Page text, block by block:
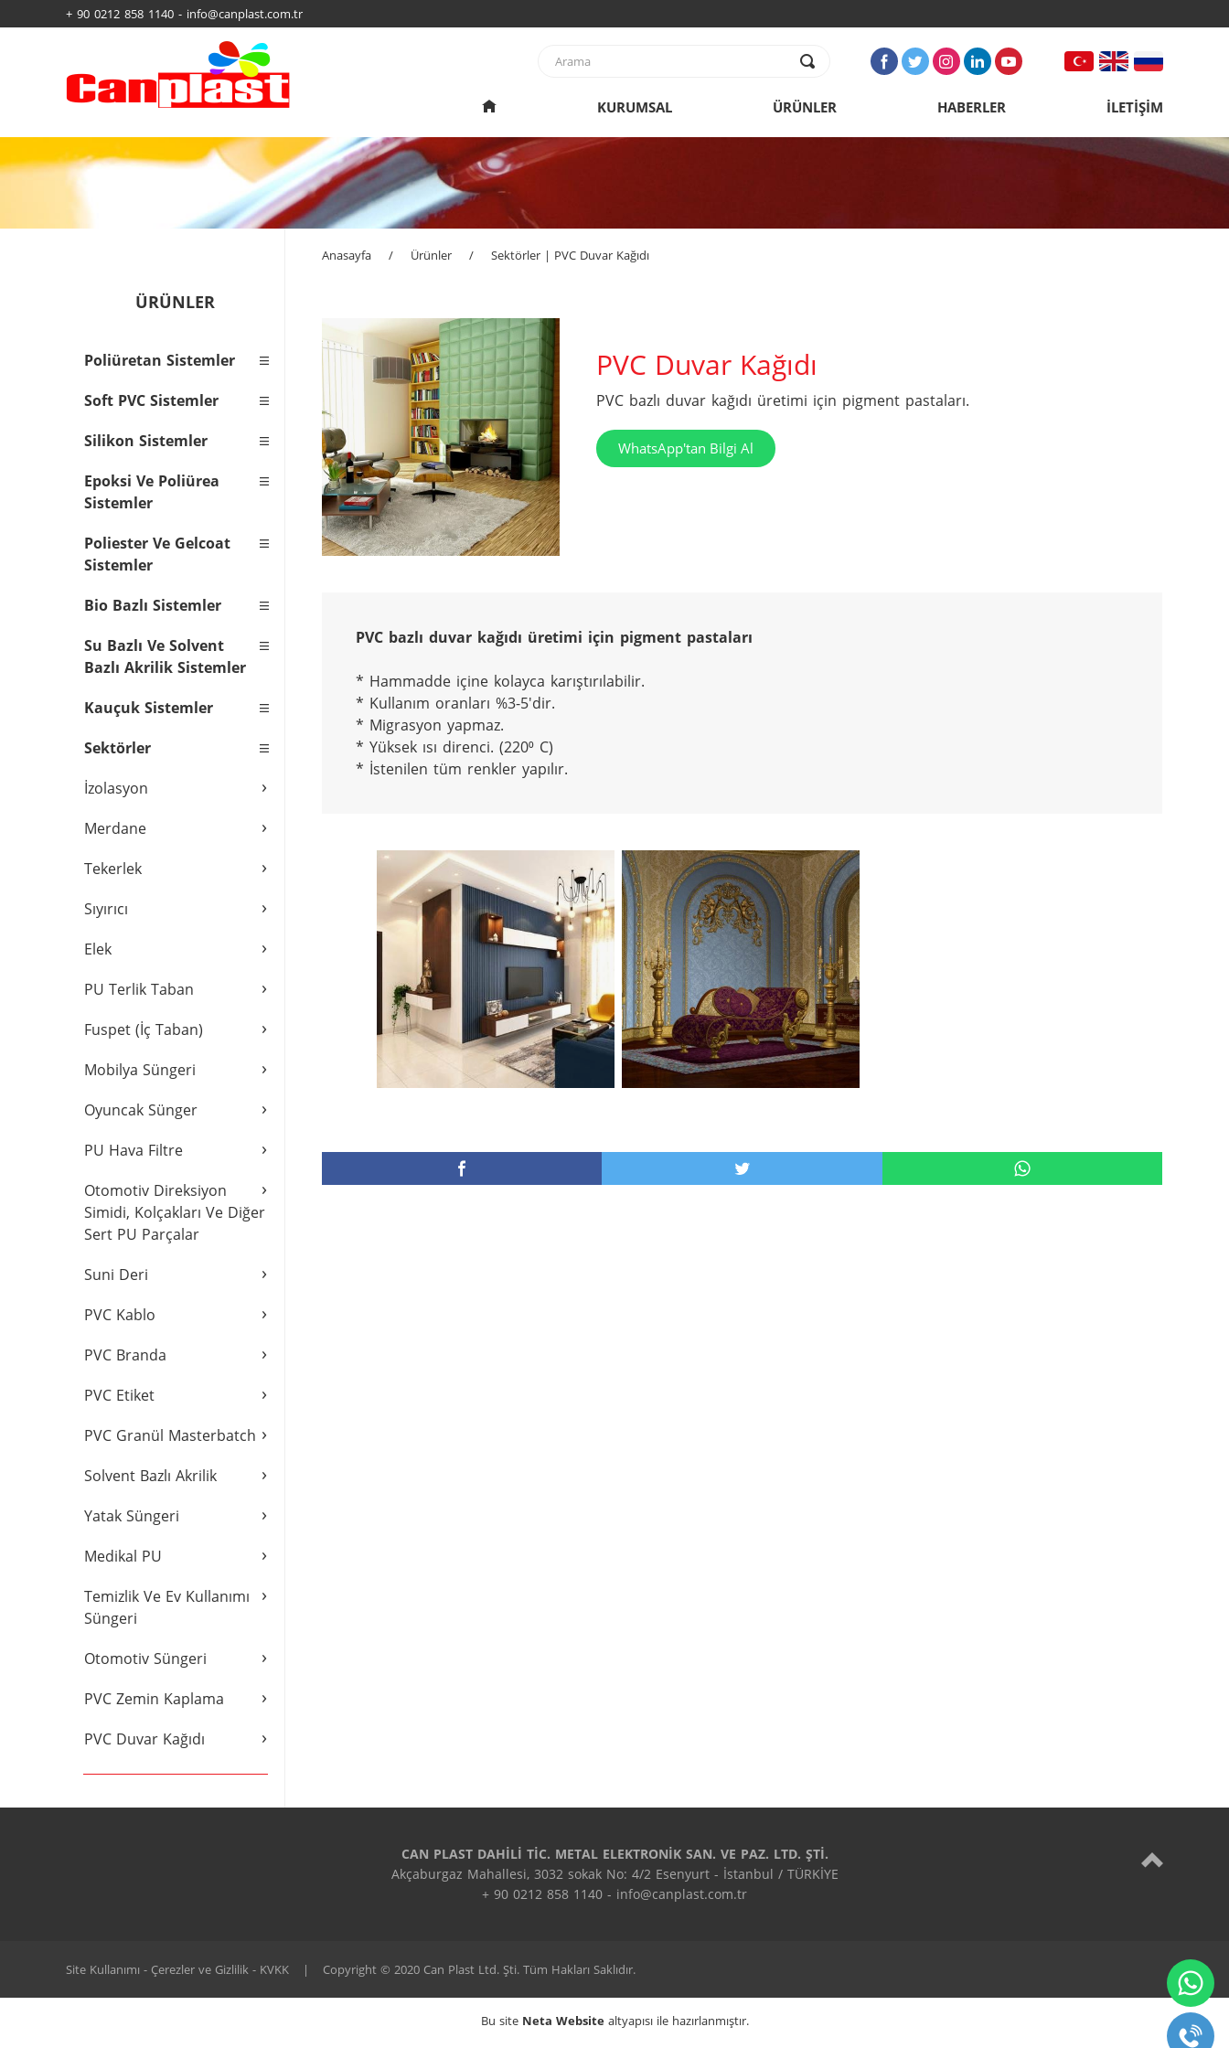
+ 90 0212 858 1140 - info@canplast.com.tr
KURUMSAL ÜRÜNLER HABERLER İLETİŞİM
ÜRÜNLER
Poliüretan Sistemler
Soft PVC Sistemler
Silikon Sistemler
Epoksi Ve Poliürea
Sistemler
Poliester Ve Gelcoat
Sistemler
Bio Bazlı Sistemler
Su Bazlı Ve Solvent
Bazlı Akrilik Sistemler
Kauçuk Sistemler
Sektörler
›
İzolasyon
›
Merdane
›
Tekerlek
›
Sıyırıcı
›
Elek
›
PU Terlik Taban
›
Fuspet (İç Taban)
›
Mobilya Süngeri
›
Oyuncak Sünger
›
PU Hava Filtre
›
Otomotiv Direksiyon
Simidi, Kolçakları Ve Diğer
Sert PU Parçalar
›
Suni Deri
›
PVC Kablo
›
PVC Branda
›
PVC Etiket
›
PVC Granül Masterbatch
›
Solvent Bazlı Akrilik
›
Yatak Süngeri
›
Medikal PU
›
Temizlik Ve Ev Kullanımı
Süngeri
›
Otomotiv Süngeri
›
PVC Zemin Kaplama
›
PVC Duvar Kağıdı
Anasayfa / Ürünler / Sektörler | PVC Duvar Kağıdı
PVC Duvar Kağıdı
PVC bazlı duvar kağıdı üretimi için pigment pastaları.
WhatsApp'tan Bilgi Al
* Hammadde içine kolayca karıştırılabilir.
* Kullanım oranları %3-5'dir.
* Migrasyon yapmaz.
* Yüksek ısı direnci. (220⁰ C)
* İstenilen tüm renkler yapılır.
CAN PLAST DAHİLİ TİC. METAL ELEKTRONİK SAN. VE PAZ. LTD. ŞTİ.
Akçaburgaz Mahallesi, 3032 sokak No: 4/2 Esenyurt - İstanbul / TÜRKİYE
+ 90 0212 858 1140 - info@canplast.com.tr
Site Kullanımı - Çerezler ve Gizlilik - KVKK | Copyright © 2020 Can Plast Ltd. Şti. Tüm Hakları Saklıdır.
Bu site Neta Websitealtyapısı ile hazırlanmıştır.